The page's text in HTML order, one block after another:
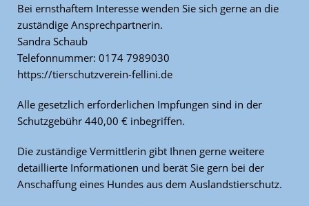
Bei ernsthaftem Interesse wenden Sie sich gerne an die
zuständige Ansprechpartnerin.
Sandra Schaub
Telefonnummer: 0174 7989030
https://tierschutzverein-fellini.de
Alle gesetzlich erforderlichen Impfungen sind in der
Schutzgebühr 440,00 € inbegriffen.
Die zuständige Vermittlerin gibt Ihnen gerne weitere
detaillierte Informationen und berät Sie gern bei der
Anschaffung eines Hundes aus dem Auslandstierschutz.